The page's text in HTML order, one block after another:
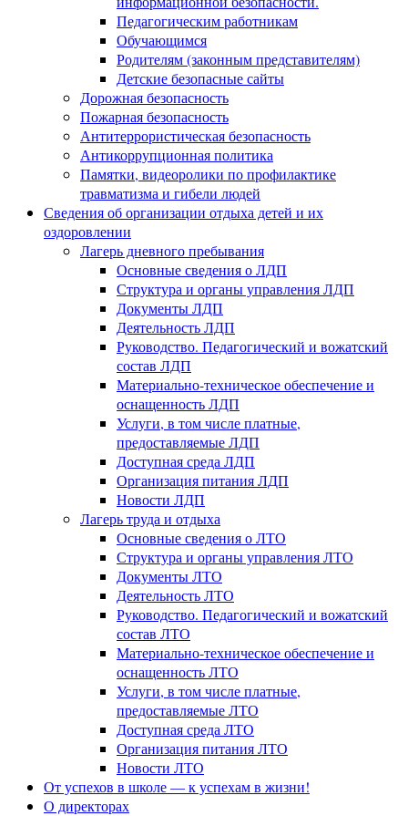
Педагогическим работникам
Обучающимся
Родителям (законным представителям)
Детские безопасные сайты
Дорожная безопасность
Пожарная безопасность
Антитеррористическая безопасность
Антикоррупционная политика
Памятки, видеоролики по профилактике
травматизма и гибели людей
Сведения об организации отдыха детей и их
оздоровлении
Лагерь дневного пребывания
Основные сведения о ЛДП
Структура и органы управления ЛДП
Документы ЛДП
Деятельность ЛДП
Руководство. Педагогический и вожатский
состав ЛДП
Материально-техническое обеспечение и
оснащенность ЛДП
Услуги, в том числе платные,
предоставляемые ЛДП
Доступная среда ЛДП
Организация питания ЛДП
Новости ЛДП
Лагерь труда и отдыха
Основные сведения о ЛТО
Структура и органы управления ЛТО
Документы ЛТО
Деятельность ЛТО
Руководство. Педагогический и вожатский
состав ЛТО
Материально-техническое обеспечение и
оснащенность ЛТО
Услуги, в том числе платные,
предоставляемые ЛТО
Доступная среда ЛТО
Организация питания ЛТО
Новости ЛТО
От успехов в школе — к успехам в жизни!
О директорах